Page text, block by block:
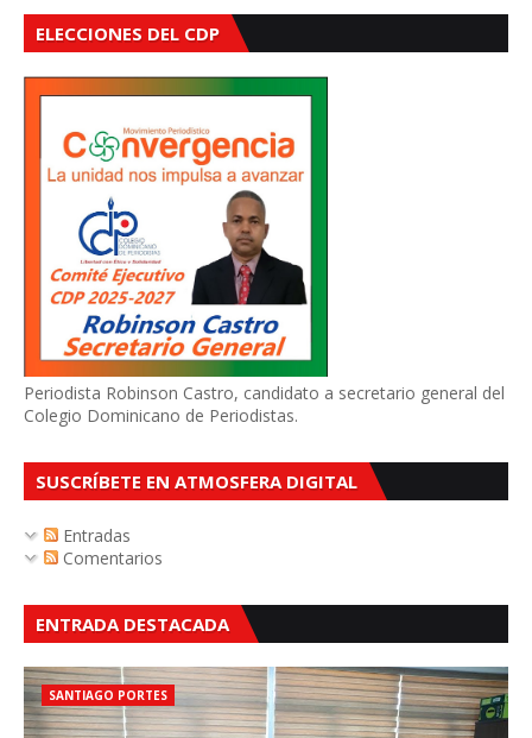
ELECCIONES DEL CDP
Periodista Robinson Castro, candidato a secretario general del
Colegio Dominicano de Periodistas.
SUSCRÍBETE EN ATMOSFERA DIGITAL
Entradas
Comentarios
ENTRADA DESTACADA
SANTIAGO PORTES